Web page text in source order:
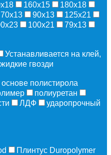
160х15
180х18
70х13 90х13
125х21
100х21
79х13
Устанавливается на клей,
гвозди
полистирола
полиуретан
ЛДФ
ударопрочный
Плинтус Duropolymer